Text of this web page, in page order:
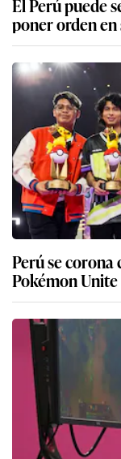
poner orden
Perú se
Pokémon Unite